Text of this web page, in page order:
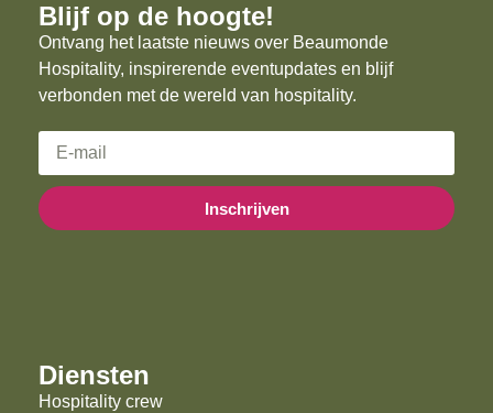
Blijf op de hoogte!
Ontvang het laatste nieuws over Beaumonde
Hospitality, inspirerende eventupdates en blijf
verbonden met de wereld van hospitality.
Inschrijven
Diensten
Hospitality crew